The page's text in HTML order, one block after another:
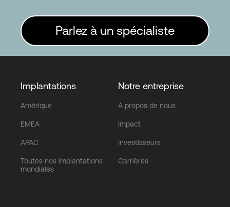
Parlez à un spécialiste
Implantations
Amérique
EMEA
APAC
Toutes nos implantations
mondiales
Notre entreprise
À propos de nous
Impact
Investisseurs
Carrières